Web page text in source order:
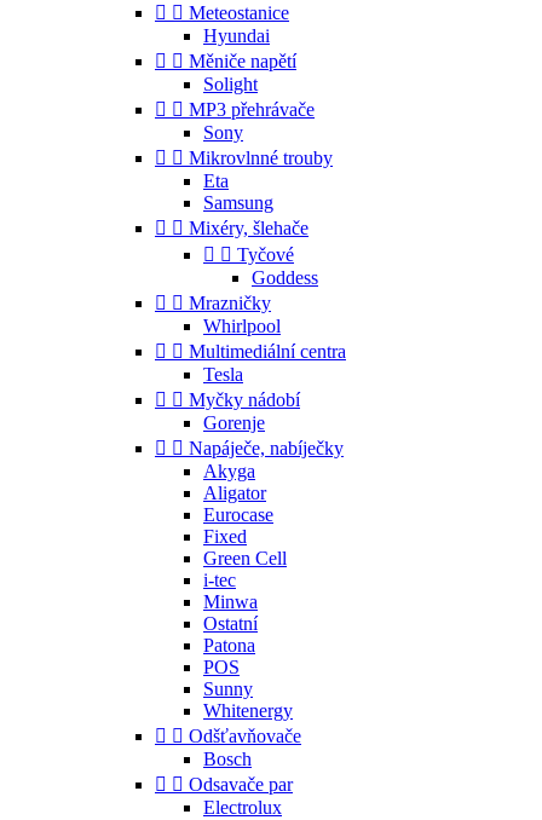
  Meteostanice
Hyundai
  Měniče napětí
Solight
  MP3 přehrávače
Sony
  Mikrovlnné trouby
Eta
Samsung
  Mixéry, šlehače
  Tyčové
Goddess
  Mrazničky
Whirlpool
  Multimediální centra
Tesla
  Myčky nádobí
Gorenje
  Napáječe, nabíječky
Akyga
Aligator
Eurocase
Fixed
Green Cell
i-tec
Minwa
Ostatní
Patona
POS
Sunny
Whitenergy
  Odšťavňovače
Bosch
  Odsavače par
Electrolux